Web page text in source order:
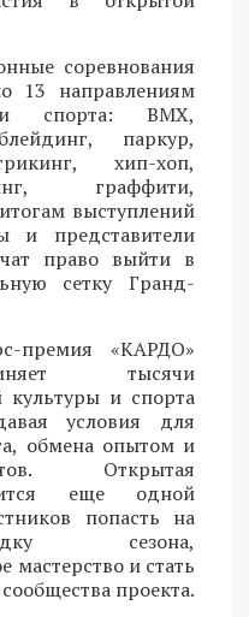
соревнования
13 направлениям
спорта: BMX,
паркур,
хип-хоп,
граффити,
выступлений
и представители
право выйти в
сетку Гранд-
премия «КАРДО»
тысячи
культуры и спорта
условия для
обмена опытом и
Открытая
еще одной
попасть на
сезона,
мастерство и стать
проекта.